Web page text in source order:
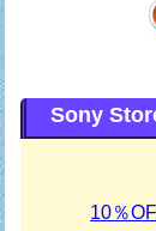
Sony
10％